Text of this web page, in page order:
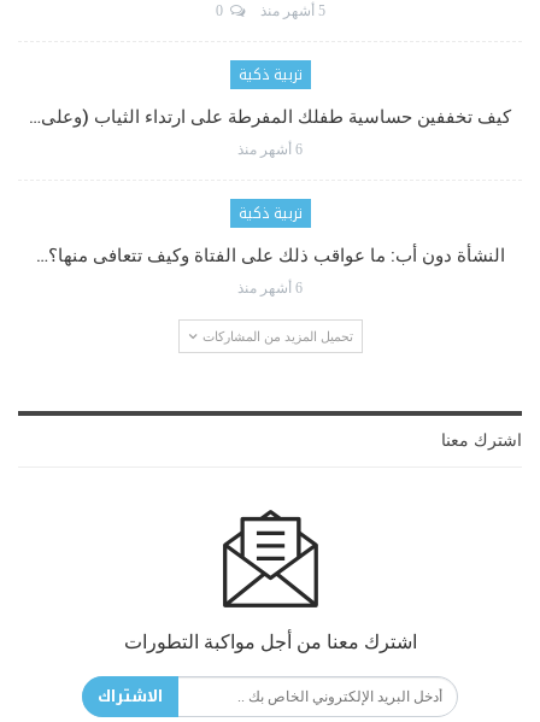
5 أشهر منذ 0
تربية ذكية
كيف تخففين حساسية طفلك المفرطة على ارتداء الثياب (وعلى…
6 أشهر منذ
تربية ذكية
النشأة دون أب: ما عواقب ذلك على الفتاة وكيف تتعافى منها؟…
6 أشهر منذ
تحميل المزيد من المشاركات
اشترك معنا
اشترك معنا من أجل مواكبة التطورات
الاشتراك